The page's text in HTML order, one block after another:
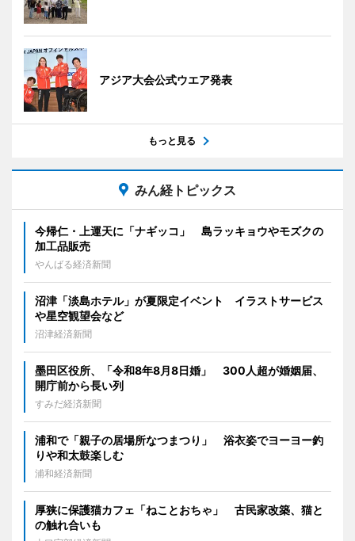
アジア大会公式ウエア発表
もっと見る
みん経トピックス
今帰仁・上運天に「ナギッコ」 島ラッキョウやモズクの
加工品販売
やんばる経済新聞
沼津「淡島ホテル」が夏限定イベント イラストサービス
や星空観望会など
沼津経済新聞
墨田区役所、「令和8年8月8日婚」 300人超が婚姻届、
開庁前から長い列
すみだ経済新聞
浦和で「親子の居場所なつまつり」 浴衣姿でヨーヨー釣
りや和太鼓楽しむ
浦和経済新聞
厚狭に保護猫カフェ「ねことおちゃ」 古民家改築、猫と
の触れ合いも